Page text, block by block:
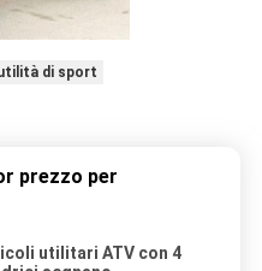
di sport
prezzo per
utilitari ATV con 4